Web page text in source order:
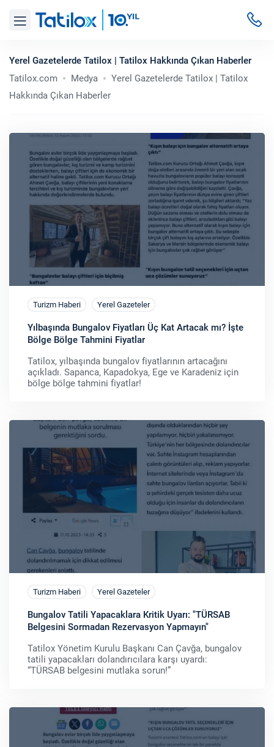
Yerel Gazetelerde Tatilox | Tatilox Hakkında Çıkan Haberler
Tatilox.com
Medya
Yerel Gazetelerde Tatilox | Tatilox
Hakkında Çıkan Haberler
Turizm Haberi Yerel Gazeteler
Yılbaşında Bungalov Fiyatları Üç Kat Artacak mı? İşte
Bölge Bölge Tahmini Fiyatlar
Tatilox, yılbaşında bungalov fiyatlarının artacağını
açıkladı. Sapanca, Kapadokya, Ege ve Karadeniz için
bölge bölge tahmini fiyatlar!
Turizm Haberi Yerel Gazeteler
Bungalov Tatili Yapacaklara Kritik Uyarı: "TÜRSAB
Belgesini Sormadan Rezervasyon Yapmayın"
Tatilox Yönetim Kurulu Başkanı Can Çavğa, bungalov
tatili yapacakları dolandırıcılara karşı uyardı:
“TÜRSAB belgesini mutlaka sorun!”